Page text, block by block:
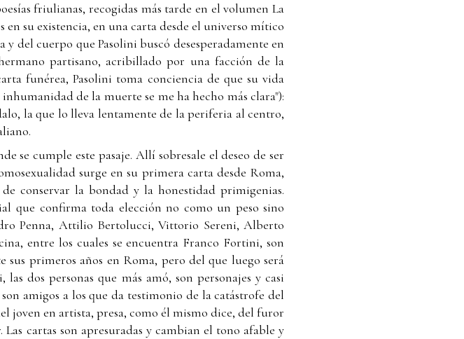
friulianas, recogidas más tarde en el volumen La
su existencia, en una carta desde el universo mítico
del cuerpo que Pasolini buscó desesperadamente en
partisano, acribillado por una facción de la
funérea, Pasolini toma conciencia de que su vida
de la muerte se me ha hecho más clara"):
la que lo lleva lentamente de la periferia al centro,
se cumple este pasaje. Allí sobresale el deseo de ser
surge en su primera carta desde Roma,
conservar la bondad y la honestidad primigenias.
que confirma toda elección no como un peso sino
Penna, Attilio Bertolucci, Vittorio Sereni, Alberto
entre los cuales se encuentra Franco Fortini, son
primeros años en Roma, pero del que luego será
dos personas que más amó, son personajes y casi
amigos a los que da testimonio de la catástrofe del
joven en artista, presa, como él mismo dice, del furor
cartas son apresuradas y cambian el tono afable y